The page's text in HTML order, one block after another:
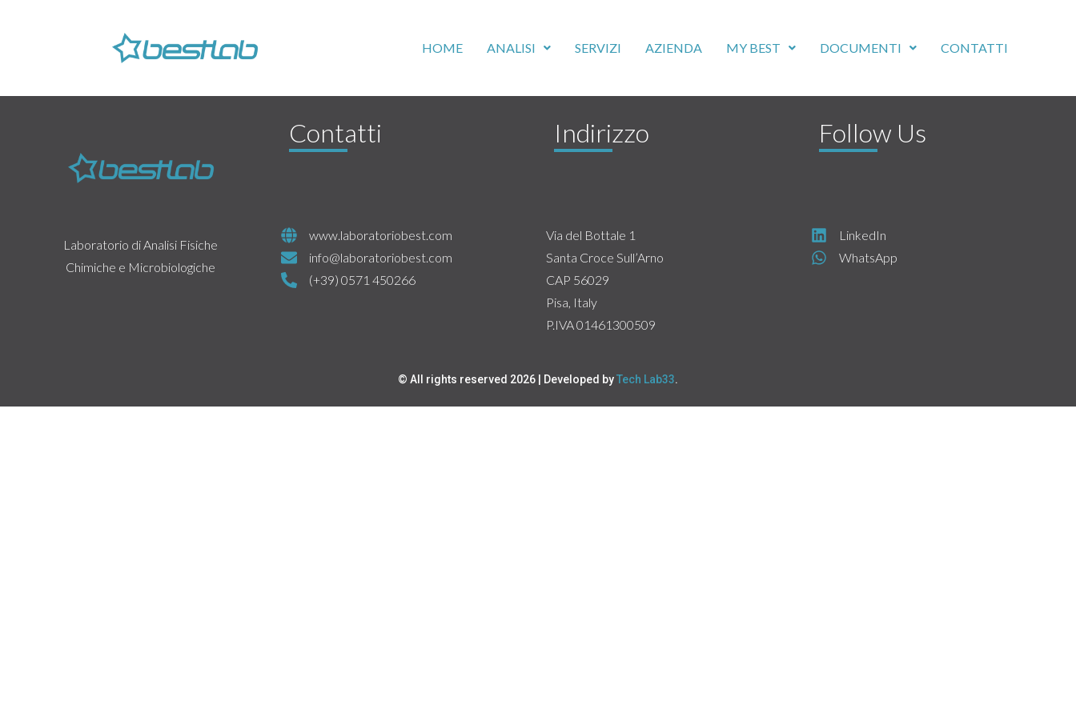
HOME ANALISI SERVIZI AZIENDA MY BEST DOCUMENTI CONTATTI
Laboratorio di Analisi Fisiche
Chimiche e Microbiologiche
Contatti
www.laboratoriobest.com
info@laboratoriobest.com
(+39) 0571 450266
Indirizzo
Via del Bottale 1
Santa Croce Sull’Arno
CAP 56029
Pisa, Italy
P.IVA 01461300509
Follow Us
LinkedIn
WhatsApp
© All rights reserved 2026 | Developed byTech Lab33.